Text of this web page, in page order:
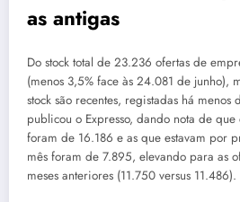
as antigas
Do stock total de 23.236 ofertas de
(menos 3,5% face às 24.081 de junho),
stock são recentes, registadas há
publicou o Expresso, dando nota de que
foram de 16.186 e as que estavam por
mês foram de 7.895, elevando para as
meses anteriores (11.750 versus 11.486).